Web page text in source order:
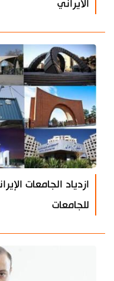
الايراني
ازدياد الجامعات
للجامعات